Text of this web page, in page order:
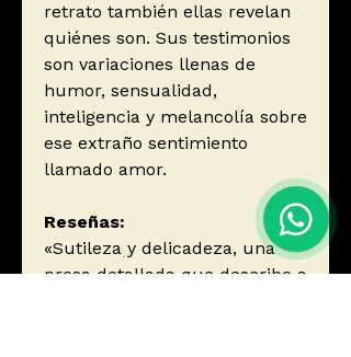
retrato también ellas revelan
quiénes son. Sus testimonios
son variaciones llenas de
humor, sensualidad,
inteligencia y melancolía sobre
ese extraño sentimiento
llamado amor.
Reseñas:
«Sutileza y delicadeza, una
prosa detallada que describe a